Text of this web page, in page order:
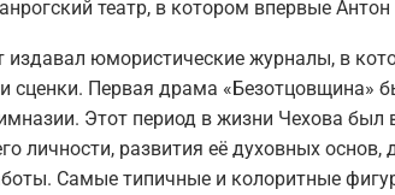
театр, в котором впервые
издавал юмористические журналы, в
сценки. Первая драма «Безотцовщина»
Этот период в жизни Чехова
личности, развития её духовных
Самые типичные и колоритные